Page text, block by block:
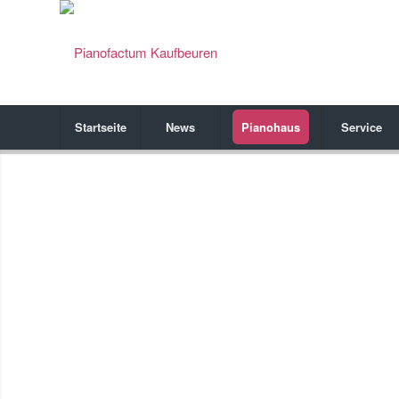
Startseite News Pianohaus Service